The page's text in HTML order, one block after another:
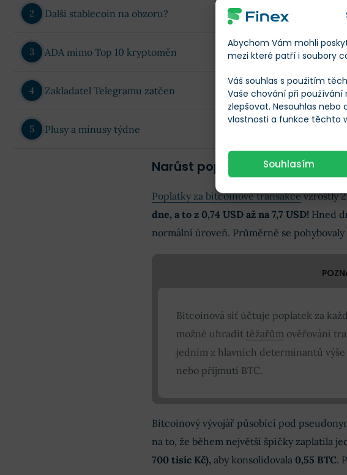
Abychom Vám mohli
mezi které patří i soubory
Váš souhlas s použitím
Vaše chování při
zlepšovat. Nesouhlas
vlastnosti a funkce těchto
Souhlasím
Další stablecoin na obzoru?
ADA mimo Top 10 kryptoměn
Zakladatel Telegramu zatčen
Plusy a mínusy týdne
Narůst poplatků u
Poplatky za bitcoinové transakcevzrostly
dne, a to z 0,74 USD až na 7,7 USD! Hned
normální úroveň. Průměrně se pohybovaly
Bitcoinová síť účtuje poplatek za
možné uhradit těžařůmověřování
jedním z hlavních determinantů
nebo přijmutí BTC.
Bitcoinový vývojář působící pod
na to, že během největší špičky zaplatila
700 tisíc Kč), aby konsolidovala 0,55 BTC.